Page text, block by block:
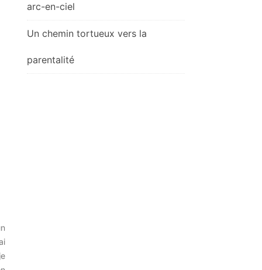
arc-en-ciel
Un chemin tortueux vers la
parentalité